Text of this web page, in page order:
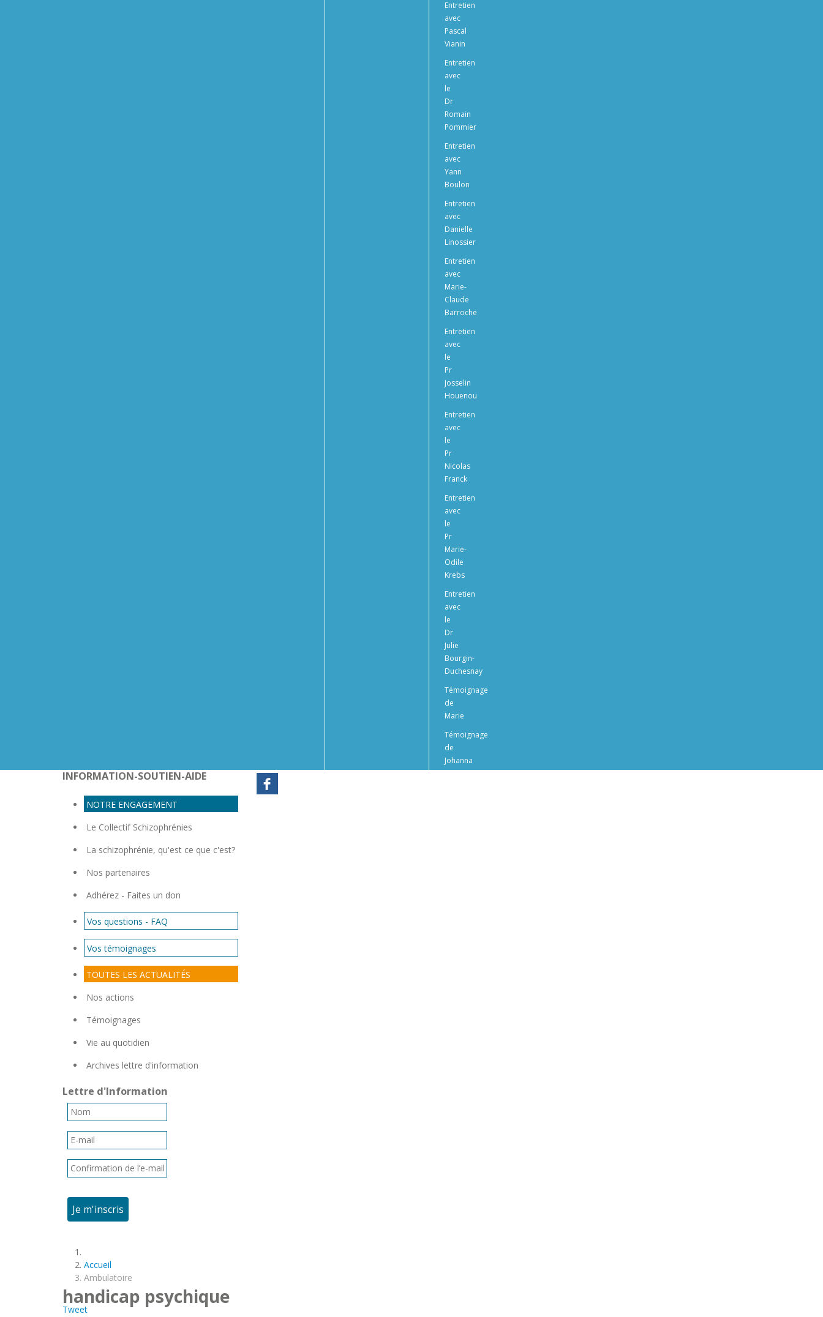
Entretien
avec
Pascal
Vianin
Entretien
avec
le
Dr
Romain
Pommier
Entretien
avec
Yann
Boulon
Entretien
avec
Danielle
Linossier
Entretien
avec
Marie-
Claude
Barroche
Entretien
avec
le
Pr
Josselin
Houenou
Entretien
avec
le
Pr
Nicolas
Franck
Entretien
avec
le
Pr
Marie-
Odile
Krebs
Entretien
avec
le
Dr
Julie
Bourgin-
Duchesnay
Témoignage
de
Marie
Témoignage
de
Johanna
INFORMATION-SOUTIEN-AIDE
NOTRE ENGAGEMENT
Le Collectif Schizophrénies
La schizophrénie, qu'est ce que c'est?
Nos partenaires
Adhérez - Faites un don
Vos questions - FAQ
Vos témoignages
TOUTES LES ACTUALITÉS
Nos actions
Témoignages
Vie au quotidien
Archives lettre d'information
Lettre d'Information
Je m'inscris
Accueil
Ambulatoire
handicap psychique
Tweet